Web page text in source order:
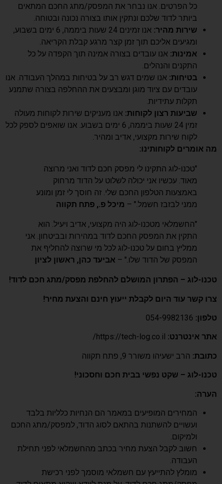
כל הפרטים. אנו נבחר את המפסק/מתג החכם המתאים
ביותר לדוד שלכם ונתקין אותו בצורה נכונה ובטוחה.
שירות מהיר:
אנו זמינים 24 שעות ביממה, 6 ימים בשבוע,
ומגיעים אליכם תוך זמן קצר מרגע קבלת הקריאה.
אמינות: אנו עובדים בצורה אמינה תוך הקפדה על כל
התקנים והנהלים.
בטיחות: אנו שמים דגש רב על בטיחות במהלך העבודה. אנו
עובדים עם ציוד מוגן ומבצעים את ההחלפה בצורה שתמנע
תקלות עתידיות.
שביעות רצון לקוחות: אנו מעניקים שירות לקוחות מעולה
זמין 24 שעות ביממה, 6 ימים בשבוע. אנו שואפים לספק לכל
לקוח שירות מקצועי, אדיב ומהיר.
מה אומרים לקוחותינו:
"טכנו-לוג התקינו לי מפסק חכם לדוד ואני מרוצה
מאוד. עכשיו אני יכולה לשלוט על הדוד מרחוק
באמצעות הטלפון החכם שלי. זה חוסך לי זמן ומונע
ממני לבזבז חשמל." – מיכל פ., פתח תקווה
"החשמלאי מטכנו-לוג היה מקצועי, אדיב ויעיל. הוא
התקין את המפסק החכם לדוד במהירות ובביטחון. אני
ממליץ בחום על טכנו-לוג לכל מי שרוצה להחליף את
המפסק של הדוד שלו." – אביעד כהן, ראשון לציון
טכנו-לוג – הפתרון המושלם להחלפת מפסק/מתג חכם לדוד!
צרו קשר עוד היום לקבלת ייעוץ חינם והצעת מחיר!
טלפון:
אתר אינטרנט:
כתובת: הרב ישעיהו משורר 9, פתח תקווה
טכנו-לוג – שקט נפשי בבית חכם וחסכוני!
הערה:
המחירים המופיעים במאמר הם הנחיות כלליות בלבד
ועשויים להשתנות בהתאם לסוג הדוד, למפסק/מתג החכם
ולמיקום.
חשוב לקבל הצעת מחיר בכתב מהחשמלאי לפני תחילת
העבודה.
מומלץ להתייעץ עם חשמלאי מוסמך לפני רכישת